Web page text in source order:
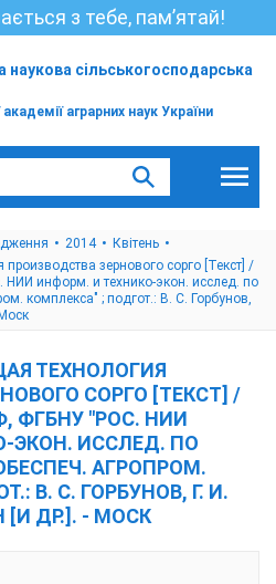
з тебе, пам’ятай!
наукова сільськогосподарська
аграрних наук України
2014
Квітень
производства зернового сорго [Текст] /
информ. и технико-экон. исслед. по
комплекса" ; подгот.: В. С. Горбунов,
ТЕХНОЛОГИЯ
СОРГО [ТЕКСТ] /
ФГБНУ "РОС. НИИ
ЭКОН. ИССЛЕД. ПО
АГРОПРОМ.
В. С. ГОРБУНОВ, Г. И.
[И ДР.]. - МОСК